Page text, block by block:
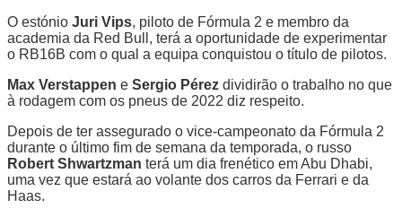
O estónio Juri Vips, piloto de Fórmula 2 e membro da
academia da Red Bull, terá a oportunidade de experimentar
o RB16B com o qual a equipa conquistou o título de pilotos.
Max Verstappen e Sergio Pérez dividirão o trabalho no que
à rodagem com os pneus de 2022 diz respeito.
Depois de ter assegurado o vice-campeonato da Fórmula 2
durante o último fim de semana da temporada, o russo
Robert Shwartzman terá um dia frenético em Abu Dhabi,
uma vez que estará ao volante dos carros da Ferrari e da
Haas.